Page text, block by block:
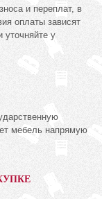
и переплат, в
оплаты зависят
уточняйте у
мебель напрямую